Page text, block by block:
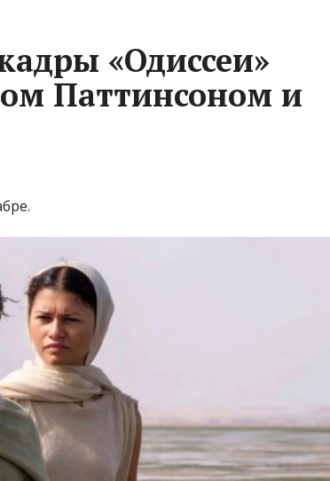
«Одиссеи»
Паттинсоном и